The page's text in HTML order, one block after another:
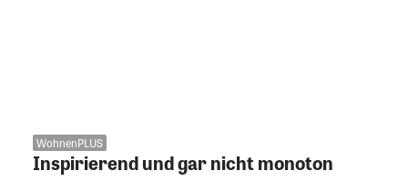
WohnenPLUS
Inspirierend und gar nicht monoton